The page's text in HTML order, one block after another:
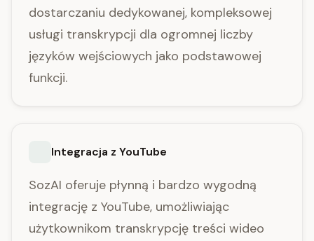
dostarczaniu dedykowanej, kompleksowej
usługi transkrypcji dla ogromnej liczby
języków wejściowych jako podstawowej
funkcji.
Integracja z YouTube
SozAI oferuje płynną i bardzo wygodną
integrację z YouTube, umożliwiając
użytkownikom transkrypcję treści wideo